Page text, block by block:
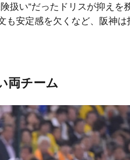
扱い”だったドリスが抑えを
も安定感を欠くなど、阪神は
両チーム